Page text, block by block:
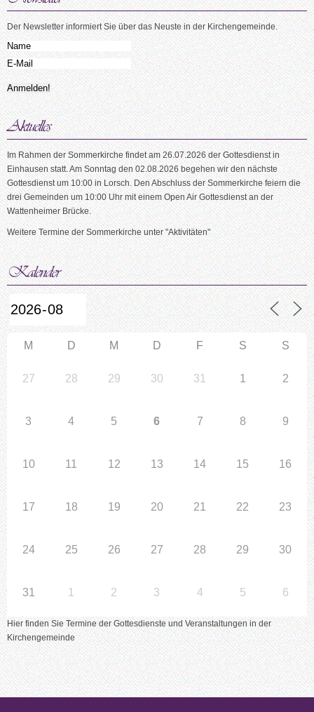
Der Newsletter informiert Sie über das Neuste in der Kirchengemeinde.
Im Rahmen der Sommerkirche findet am 26.07.2026 der Gottesdienst in
Einhausen statt. Am Sonntag den 02.08.2026 begehen wir den nächste
Gottesdienst um 10:00 in Lorsch. Den Abschluss der Sommerkirche feiern die
drei Gemeinden um 10:00 Uhr mit einem Open Air Gottesdienst an der
Wattenheimer Brücke.
Weitere Termine der Sommerkirche unter "Aktivitäten"
M D M D F S S
27 28 29 30 31 1 2
3 4 5 6 7 8 9
10 11 12 13 14 15 16
17 18 19 20 21 22 23
24 25 26 27 28 29 30
31 1 2 3 4 5 6
Hier finden Sie Termine der Gottesdienste und Veranstaltungen in der
Kirchengemeinde